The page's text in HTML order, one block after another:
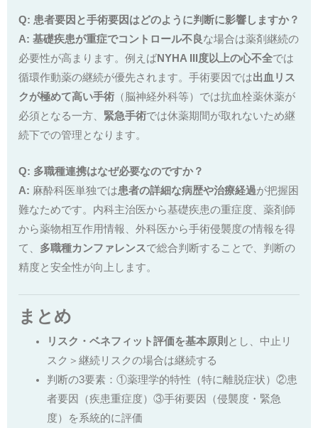
Q: 患者要因と手術要因はどのように判断に影響しますか？
A: 基礎疾患が重症でコントロール不良な場合は薬剤継続の
必要性が高まります。例えばNYHA III度以上の心不全では
循環作動薬の継続が優先されます。手術要因では出血リス
クが極めて高い手術 （脳神経外科等）では抗血栓薬休薬が
必須となる一方、 緊急手術では休薬期間が取れないため継
続下での管理となります。
Q: 多職種連携はなぜ必要なのですか？
A: 麻酔科医単独では患者の詳細な病歴や治療経過が把握困
難なためです。内科主治医から基礎疾患の重症度、薬剤師
から薬物相互作用情報、外科医から手術侵襲度の情報を得
て、 多職種カンファレンスで総合判断することで、判断の
精度と安全性が向上します。
まとめ
リスク・ベネフィット評価を基本原則 とし、中止リ
スク＞継続リスクの場合は継続する
判断の3要素：①薬理学的特性（特に離脱症状）②患
者要因（疾患重症度）③手術要因（侵襲度・緊急
度）を系統的に評価